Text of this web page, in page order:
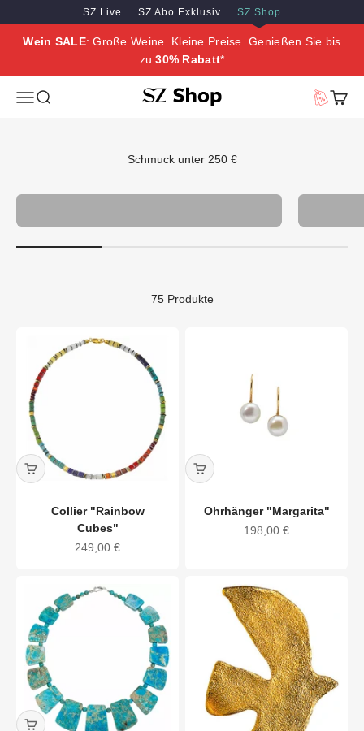
Zum Inhalt springen
Zum Hauptinhalt springen
SZ Live SZ Abo Exklusiv SZ Shop
Wein SALE: Große Weine. Kleine Preise. Genießen Sie bis
zu30% Rabatt*
MenüSuche SZ Erleben
Schmuck unter 250 €
75 Produkte
Collier "Rainbow
Cubes"
Angebot
249,00 €
Ohrhänger "Margarita"
Angebot
198,00 €